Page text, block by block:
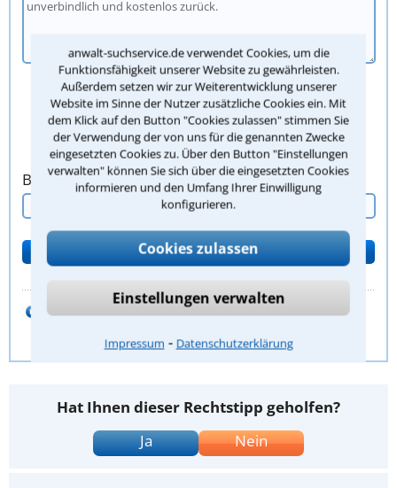
anwalt-suchservice.de verwendet Cookies, um die
Funktionsfähigkeit unserer Website zu gewährleisten.
Außerdem setzen wir zur Weiterentwicklung unserer
Website im Sinne der Nutzer zusätzliche Cookies ein. Mit
dem Klick auf den Button "Cookies zulassen" stimmen Sie
der Verwendung der von uns für die genannten Zwecke
eingesetzten Cookies zu. Über den Button "Einstellungen
verwalten" können Sie sich über die eingesetzten Cookies
informieren und den Umfang Ihrer Einwilligung
konfigurieren.
Cookies zulassen
Einstellungen verwalten
Impressum ⁃ Datenschutzerklärung
Bitte Sicherheitscode eingeben.
zum Kanzleiprofil von
Hat Ihnen dieser Rechtstipp geholfen?
Ja
Nein